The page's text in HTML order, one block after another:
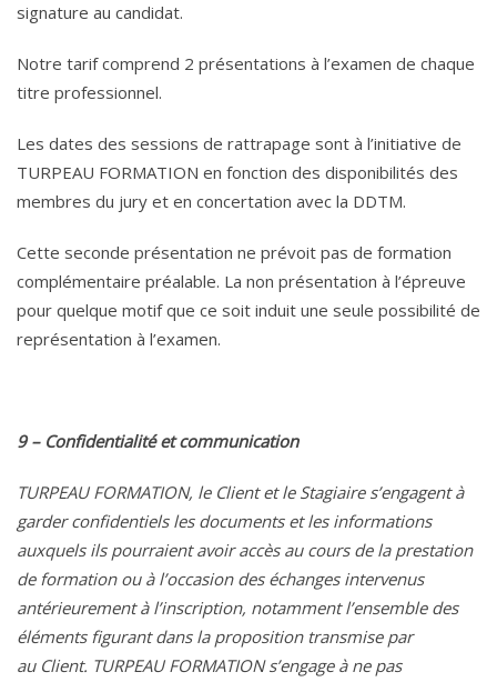
signature au candidat.
Notre tarif comprend 2 présentations à l’examen de chaque
titre professionnel.
Les dates des sessions de rattrapage sont à l’initiative de
TURPEAU FORMATION en fonction des disponibilités des
membres du jury et en concertation avec la DDTM.
Cette seconde présentation ne prévoit pas de formation
complémentaire préalable. La non présentation à l’épreuve
pour quelque motif que ce soit induit une seule possibilité de
représentation à l’examen.
9 – Confidentialité et communication
TURPEAU FORMATION, le Client et le Stagiaire s’engagent à
garder confidentiels les documents et les informations
auxquels ils pourraient avoir accès au cours de la prestation
de formation ou à l’occasion des échanges intervenus
antérieurement à l’inscription, notamment l’ensemble des
éléments figurant dans la proposition transmise par
au Client. TURPEAU FORMATION s’engage à ne pas